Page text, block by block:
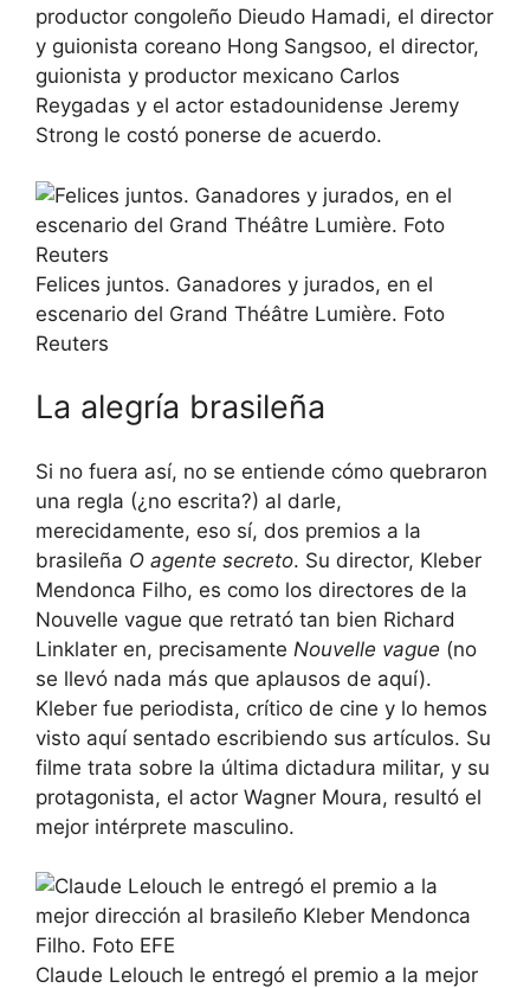
productor congoleño Dieudo Hamadi, el director
y guionista coreano Hong Sangsoo, el director,
guionista y productor mexicano Carlos
Reygadas y el actor estadounidense Jeremy
Strong le costó ponerse de acuerdo.
Felices juntos. Ganadores y jurados, en el
escenario del Grand Théâtre Lumière. Foto
Reuters
La alegría brasileña
Si no fuera así, no se entiende cómo quebraron
una regla (¿no escrita?) al darle,
merecidamente, eso sí, dos premios a la
brasileña O agente secreto. Su director, Kleber
Mendonca Filho, es como los directores de la
Nouvelle vague que retrató tan bien Richard
Linklater en, precisamente Nouvelle vague (no
se llevó nada más que aplausos de aquí).
Kleber fue periodista, crítico de cine y lo hemos
visto aquí sentado escribiendo sus artículos. Su
filme trata sobre la última dictadura militar, y su
protagonista, el actor Wagner Moura, resultó el
mejor intérprete masculino.
Claude Lelouch le entregó el premio a la mejor